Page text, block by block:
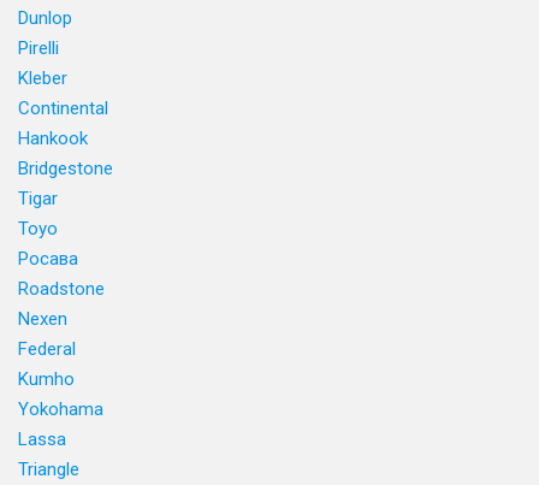
Dunlop
Pirelli
Kleber
Continental
Hankook
Bridgestone
Tigar
Toyo
Росава
Roadstone
Nexen
Federal
Kumho
Yokohama
Lassa
Triangle